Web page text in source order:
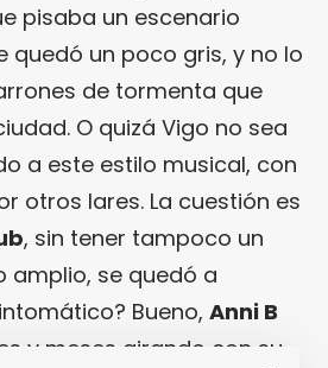
pisaba un escenario
quedó un poco gris, y no lo
de tormenta que
O quizá Vigo no sea
a este estilo musical, con
otros lares. La cuestión es
, sin tener tampoco un
amplio, se quedó a
Bueno, Anni B
y meses girando con su